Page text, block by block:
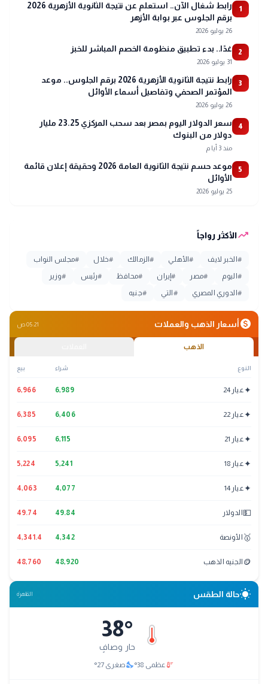
1
رابط شغال الآن.. استعلم عن نتيجة الثانوية الأزهرية 2026
برقم الجلوس عبر بوابة الأزهر
26 يوليو 2026
2 غدًا.. بدء تطبيق منظومة الخصم المباشر للخبز
31 يوليو 2026
3
رابط نتيجة الثانوية الأزهرية 2026 برقم الجلوس.. موعد
المؤتمر الصحفي وتفاصيل أسماء الأوائل
26 يوليو 2026
4
سعر الدولار اليوم بمصر بعد سحب المركزي 23.25 مليار
دولار من البنوك
منذ 3 أيام
5
موعد حسم نتيجة الثانوية العامة 2026 وحقيقة إعلان قائمة
الأوائل
25 يوليو 2026
trending_upالأكثر رواجاً
# الخبر لايف #الأهلي #الزمالك #خلال #مجلس النواب
# اليوم #مصر #إيران #محافظ #رئيس #وزير
# الدوري المصري # التي #جنيه
monetization_onأسعار الذهب والعملات 05:21 ص
الذهب
النوع شراء بيع
✦عيار 24 6,989
6,966
✦عيار 22 6,406
6,385
✦عيار 21 6,115
6,095
✦عيار 18 5,241
5,224
✦عيار 14 4,077
4,063
💵 الدولار 49.84
49.74
🥇 الأونصة 4,342
4,341.4
🪙 الجنيه الذهب 48,920
48,760
wb_sunnyحالة الطقس القاهرة
38°
حار وصافٍ
thermostatعظمى 38
°
nights_stayصغرى 27
°